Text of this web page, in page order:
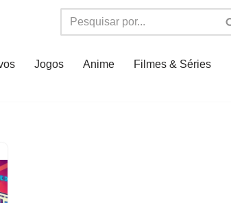
Jogos Anime Filmes & Séries